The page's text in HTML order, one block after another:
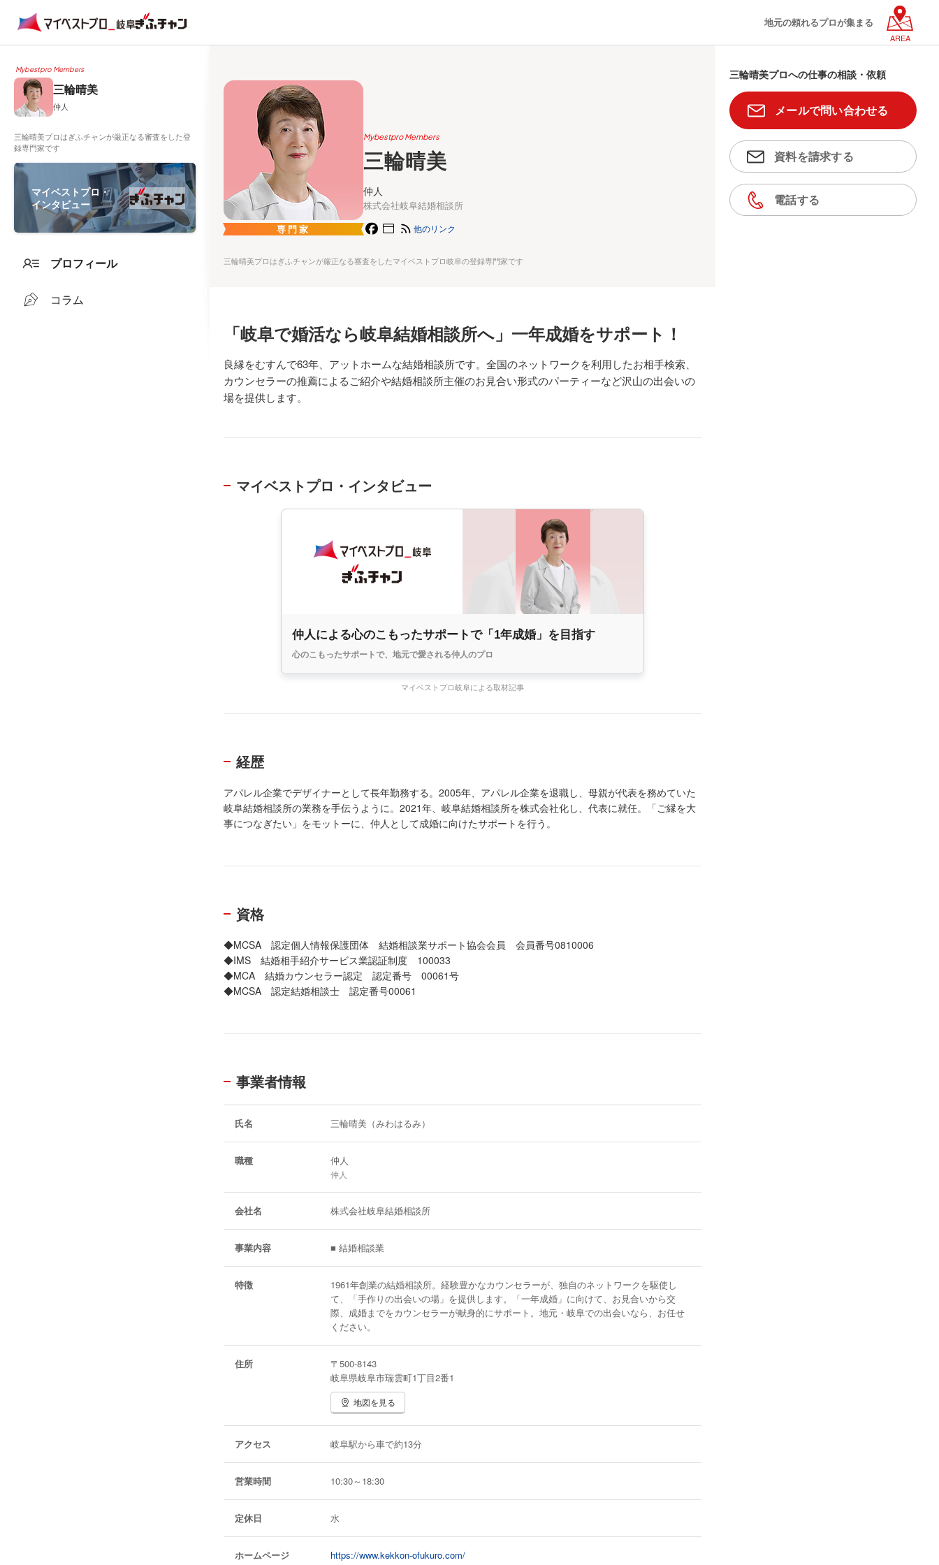
地元の頼れるプロが集まる
AREA
Mybestpro Members
三輪晴美
仲人
三輪晴美プロはぎふチャンが厳正なる審査をした登
録専門家です
マイベストプロ・
インタビュー
プロフィール
コラム
専門家
Mybestpro Members
三輪晴美
仲人
株式会社岐阜結婚相談所
他のリンク
三輪晴美プロはぎふチャンが厳正なる審査をしたマイベストプロ岐阜の登録専門家です
「岐阜で婚活なら岐阜結婚相談所へ」一年成婚をサポート！
良縁をむすんで63年、アットホームな結婚相談所です。全国のネットワークを利用したお相手検索、
カウンセラーの推薦によるご紹介や結婚相談所主催のお見合い形式のパーティーなど沢山の出会いの
場を提供します。
マイベストプロ・インタビュー
仲人による心のこもったサポートで「1年成婚」を目指す
心のこもったサポートで、地元で愛される仲人のプロ
マイベストプロ岐阜による取材記事
経歴
アパレル企業でデザイナーとして長年勤務する。2005年、アパレル企業を退職し、母親が代表を務めていた
岐阜結婚相談所の業務を手伝うように。2021年、岐阜結婚相談所を株式会社化し、代表に就任。「ご縁を大
事につなぎたい」をモットーに、仲人として成婚に向けたサポートを行う。
資格
◆MCSA 認定個人情報保護団体 結婚相談業サポート協会会員 会員番号0810006
◆IMS 結婚相手紹介サービス業認証制度 100033
◆MCA 結婚カウンセラー認定 認定番号 00061号
◆MCSA 認定結婚相談士 認定番号00061
事業者情報
氏名 三輪晴美（みわはるみ）
職種 仲人
仲人
会社名 株式会社岐阜結婚相談所
事業内容 ■ 結婚相談業
特徴
1961年創業の結婚相談所。経験豊かなカウンセラーが、独自のネットワークを駆使し
て、「手作りの出会いの場」を提供します。「一年成婚」に向けて、お見合いから交
際、成婚までをカウンセラーが献身的にサポート。地元・岐阜での出会いなら、お任せ
ください。
住所
〒500-8143
岐阜県岐阜市瑞雲町1丁目2番1
地図を見る
アクセス 岐阜駅から車で約13分
営業時間 10:30～18:30
定休日 水
ホームページ https://www.kekkon-ofukuro.com/
三輪晴美プロへの仕事の相談・依頼
メールで問い合わせる
資料を請求する
電話する